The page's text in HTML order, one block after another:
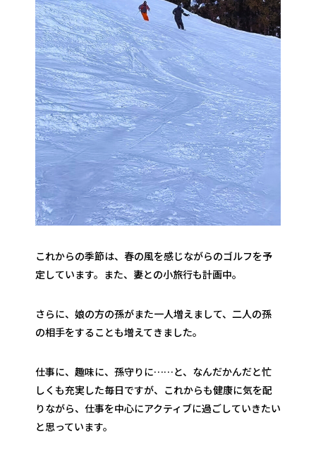
これからの季節は、春の風を感じながらのゴルフを予
定しています。また、妻との小旅行も計画中。
さらに、娘の方の孫がまた一人増えまして、二人の孫
の相手をすることも増えてきました。
仕事に、趣味に、孫守りに……と、なんだかんだと忙
しくも充実した毎日ですが、これからも健康に気を配
りながら、仕事を中心にアクティブに過ごしていきたい
と思っています。